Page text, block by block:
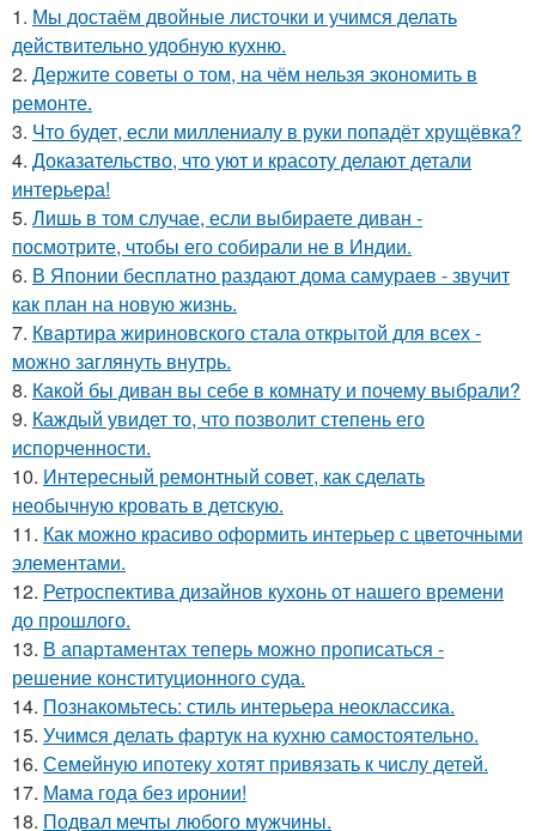
1. Мы достаём двойные листочки и учимся делать
действительно удобную кухню.
2. Держите советы о том, на чём нельзя экономить в
ремонте.
3. Что будет, если миллениалу в руки попадёт хрущёвка?
4. Доказательство, что уют и красоту делают детали
интерьера!
5. Лишь в том случае, если выбираете диван -
посмотрите, чтобы его собирали не в Индии.
6. В Японии бесплатно раздают дома самураев - звучит
как план на новую жизнь.
7. Квартира жириновского стала открытой для всех -
можно заглянуть внутрь.
8. Какой бы диван вы себе в комнату и почему выбрали?
9. Каждый увидет то, что позволит степень его
испорченности.
10. Интересный ремонтный совет, как сделать
необычную кровать в детскую.
11. Как можно красиво оформить интерьер с цветочными
элементами.
12. Ретроспектива дизайнов кухонь от нашего времени
до прошлого.
13. В апартаментах теперь можно прописаться -
решение конституционного суда.
14. Познакомьтесь: стиль интерьера неоклассика.
15. Учимся делать фартук на кухню самостоятельно.
16. Семейную ипотеку хотят привязать к числу детей.
17. Мама года без иронии!
18. Подвал мечты любого мужчины.